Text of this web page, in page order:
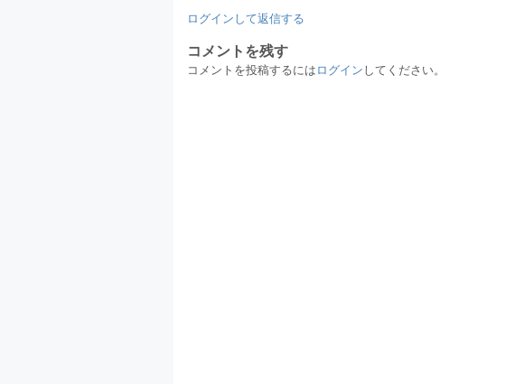
ログインして返信する
コメントを残す
コメントを投稿するにはログインしてください。